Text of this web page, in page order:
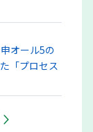
オール5の
「プロセス